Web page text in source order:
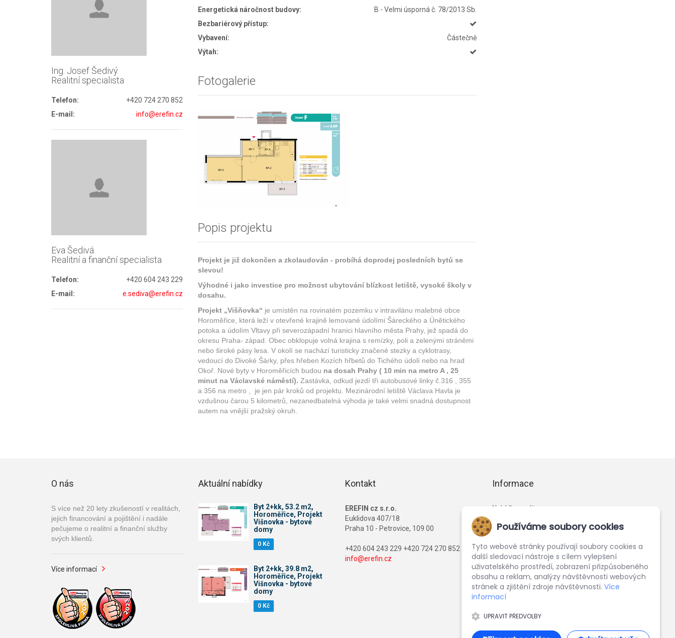
Ing. Josef Šedivý
Realitní specialista
Telefon:
+420 724 270 852
E-mail:
info@erefin.cz
Eva Šedivá
Realitní a finanční specialista
Telefon:
+420 604 243 229
E-mail:
e.sediva@erefin.cz
Energetická náročnost budovy:
B - Velmi úsporná č. 78/2013 Sb.
Bezbariérový přístup:
Vybavení:
Částečně
Výtah:
Fotogalerie
Popis projektu
Projekt je již dokončen a zkolaudován - probíhá doprodej posledních bytů se
slevou!
Výhodné i jako investice pro možnost ubytování blízkost letiště, vysoké školy v
dosahu.
Projekt „Višňovka“ je umístěn na rovinatém pozemku v intravilánu malebné obce
Horoměřice, která leží v otevřené krajině lemované údolími Šáreckého a Únětického
potoka a údolím Vltavy při severozápadní hranici hlavního města Prahy, jež spadá do
okresu Praha- západ. Obec obklopuje volná krajina s remízky, poli a zelenými stráněmi
nebo široké pásy lesa. V okolí se nachází turisticky značené stezky a cyklotrasy,
vedoucí do Divoké Šárky, přes hřeben Kozích hřbetů do Tichého údolí nebo na hrad
Okoř. Nové byty v Horoměřicích budou na dosah Prahy ( 10 min na metro A , 25
minut na Václavské náměstí). Zastávka, odkud jezdí tři autobusové linky č.316 , 355
a 356 na metro , je jen pár kroků od projektu. Mezinárodní letiště Václava Havla je
vzdušnou čarou 5 kilometrů, nezanedbatelná výhoda je také velmi snadná dostupnost
autem na vnější pražský okruh.
O nás
S více než 20 lety zkušeností v realitách,
jejich financování a pojištění i nadále
pečujeme o realitní a finanční služby
svých klientů.
Více informací
Aktuální nabídky
Byt 2+kk, 53.2 m2,
Horoměřice, Projekt
Višnovka - bytové
domy
0 Kč
Byt 2+kk, 39.8 m2,
Horoměřice, Projekt
Višnovka - bytové
domy
0 Kč
Kontakt
EREFIN cz s.r.o.
Euklidova 407/18
Praha 10 - Petrovice, 109 00
+420 604 243 229 +420 724 270 852
info@erefin.cz
Informace
Nabídka realit
Financování
Kariéra
GDPR
Používáme soubory cookies
Tyto webové stránky používají soubory cookies a
další sledovací nástroje s cílem vylepšení
uživatelského prostředí, zobrazení přizpůsobeného
obsahu a reklam, analýzy návštěvnosti webových
stránek a zjištění zdroje návštěvnosti. Více
informací
UPRAVIT PŘEDVOLBY